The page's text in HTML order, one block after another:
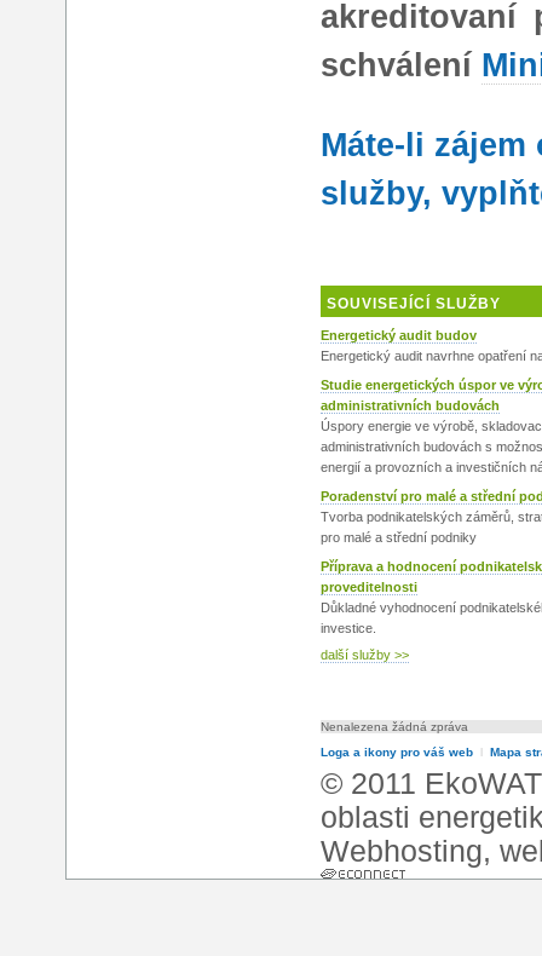
schválení
Máte-li
služby,
SOUVISEJÍCÍ SLUŽBY
Energetický audit budov
Energetický audit navrhne opatření
Studie energetických úspor ve
administrativních budovách
Úspory energie ve výrobě,
administrativních budovách s
energií a provozních a investičních
Poradenství pro malé a střední
Tvorba podnikatelských záměrů,
pro malé a střední podniky
Příprava a hodnocení
proveditelnosti
Důkladné vyhodnocení
investice.
další služby >>
Nenalezena žádná zpráva
Loga a ikony pro váš web l Mapa
© 2011
oblasti
Webhosting,